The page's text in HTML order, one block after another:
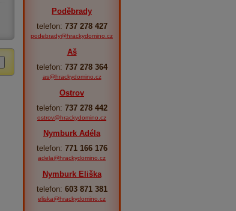
Poděbrady
telefon: 737 278 427
podebrady@hrackydomino.cz
Aš
telefon: 737 278 364
as@hrackydomino.cz
Ostrov
telefon: 737 278 442
ostrov@hrackydomino.cz
Nymburk Adéla
telefon: 771 166 176
adela@hrackydomino.cz
Nymburk Eliška
telefon: 603 871 381
eliska@hrackydomino.cz